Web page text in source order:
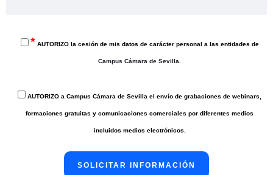
* AUTORIZO la cesión de mis datos de carácter personal a las entidades de
Campus Cámara de Sevilla
AUTORIZO a Campus Cámara de Sevilla el envío de grabaciones de webinars,
formaciones gratuitas y comunicaciones comerciales por diferentes medios
incluidos medios electrónicos.